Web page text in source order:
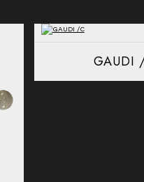
GAUDI